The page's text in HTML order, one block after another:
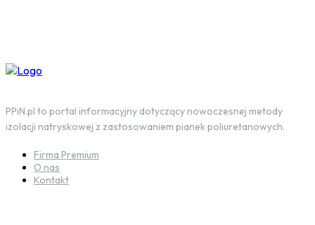
PPiN.pl to portal informacyjny dotyczący nowoczesnej metody
izolacji natryskowej z zastosowaniem pianek poliuretanowych.
Firma Premium
O nas
Kontakt